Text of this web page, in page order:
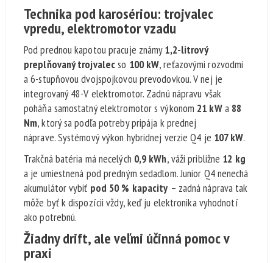
Technika pod karosériou: trojvalec
vpredu, elektromotor vzadu
Pod prednou kapotou pracuje známy1,2-litrový
preplňovaný trojvalecso 100 kW, reťazovými rozvodmi
a 6-stupňovou dvojspojkovou prevodovkou. V nej je
integrovaný 48-V elektromotor. Zadnú nápravu však
poháňa samostatný elektromotor s výkonom 21 kWa 88
Nm, ktorý sa podľa potreby pripája k prednej
náprave. Systémový výkon hybridnej verzie Q4 je 107 kW.
Trakčná batéria má necelých 0,9 kWh, váži približne 12 kg
a je umiestnená pod predným sedadlom. Junior Q4 nenechá
akumulátor vybiť pod 50 % kapacity – zadná náprava tak
môže byť k dispozícii vždy, keď ju elektronika vyhodnotí
ako potrebnú.
Žiadny drift, ale veľmi účinná pomoc v
praxi